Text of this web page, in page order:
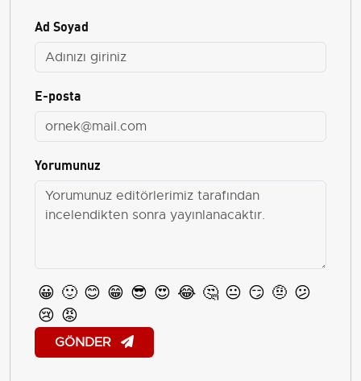
Ad Soyad
E-posta
Yorumunuz
😀 🙂 😊 😁 😎 😍 😂 🤔 😐 😏 🤨 😕
😢 😡
GÖNDER